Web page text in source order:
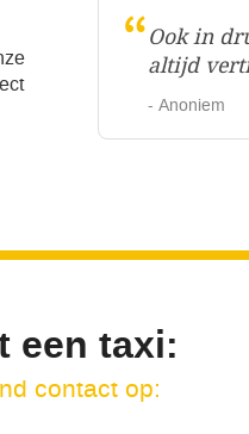
“Ook in
altijd
- Anoniem
een taxi:
contact op: